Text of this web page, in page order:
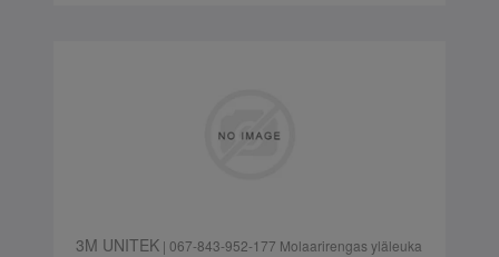
3M UNITEK| 067-843-952-177 Molaarirengas yläleuka